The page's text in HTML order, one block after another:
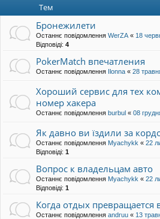
Тем
Бронежилети
Останнє повідомлення WerZA « 18
Відповіді: 4
PokerMatch впечатления
Останнє повідомлення Ilonna « 28
Хороший сервис для тех
номер хакера
Останнє повідомлення burbul « 08
Як давно ви їздили за
Останнє повідомлення Myachykk « 22
Відповіді: 1
Вопрос к владельцам авто
Останнє повідомлення Myachykk « 22
Відповіді: 1
Когда отдых превращается
Останнє повідомлення andruu « 13